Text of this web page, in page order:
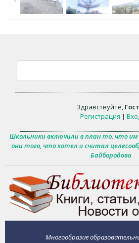
Здравствуйте,
Регистрация |
Школьники включили в план то, что им
они того, что хотел и считал
Байбородова
Многообразие